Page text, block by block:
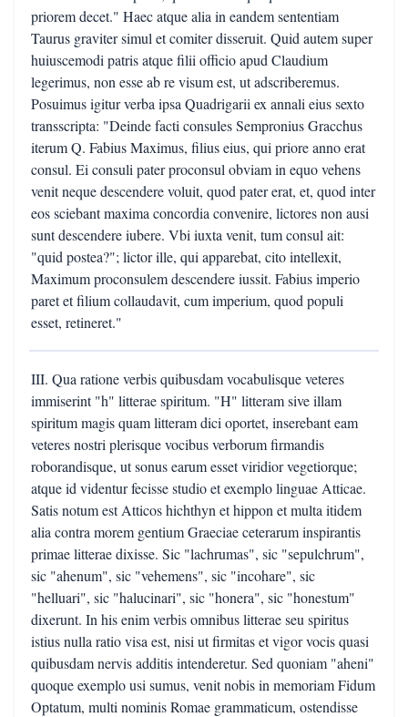
priorem decet." Haec atque alia in eandem sententiam
Taurus graviter simul et comiter disseruit. Quid autem super
huiuscemodi patris atque filii officio apud Claudium
legerimus, non esse ab re visum est, ut adscriberemus.
Posuimus igitur verba ipsa Quadrigarii ex annali eius sexto
transscripta: "Deinde facti consules Sempronius Gracchus
iterum Q. Fabius Maximus, filius eius, qui priore anno erat
consul. Ei consuli pater proconsul obviam in equo vehens
venit neque descendere voluit, quod pater erat, et, quod inter
eos sciebant maxima concordia convenire, lictores non ausi
sunt descendere iubere. Vbi iuxta venit, tum consul ait:
"quid postea?"; lictor ille, qui apparebat, cito intellexit,
Maximum proconsulem descendere iussit. Fabius imperio
paret et filium collaudavit, cum imperium, quod populi
esset, retineret."
III. Qua ratione verbis quibusdam vocabulisque veteres
immiserint "h" litterae spiritum. "H" litteram sive illam
spiritum magis quam litteram dici oportet, inserebant eam
veteres nostri plerisque vocibus verborum firmandis
roborandisque, ut sonus earum esset viridior vegetiorque;
atque id videntur fecisse studio et exemplo linguae Atticae.
Satis notum est Atticos hichthyn et hippon et multa itidem
alia contra morem gentium Graeciae ceterarum inspirantis
primae litterae dixisse. Sic "lachrumas", sic "sepulchrum",
sic "ahenum", sic "vehemens", sic "incohare", sic
"helluari", sic "halucinari", sic "honera", sic "honestum"
dixerunt. In his enim verbis omnibus litterae seu spiritus
istius nulla ratio visa est, nisi ut firmitas et vigor vocis quasi
quibusdam nervis additis intenderetur. Sed quoniam "aheni"
quoque exemplo usi sumus, venit nobis in memoriam Fidum
Optatum, multi nominis Romae grammaticum, ostendisse